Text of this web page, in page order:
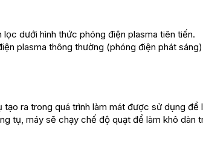
dưới hình thức phóng điện plasma tiên tiến.
plasma thông thường (phóng điện phát
ra trong quá trình làm mát được sử dụng để
tụ, máy sẽ chạy chế độ quạt để làm khô dàn